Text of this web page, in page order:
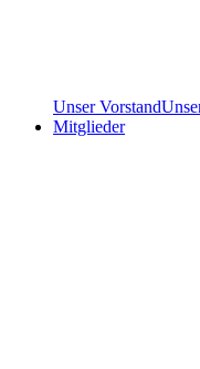
Unser Vorstand
Mitglieder